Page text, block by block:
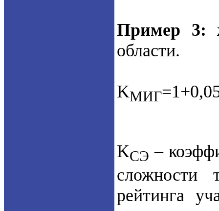
Пример 3:
области.
KМИГ
KСЭ –
сложности
рейтинга